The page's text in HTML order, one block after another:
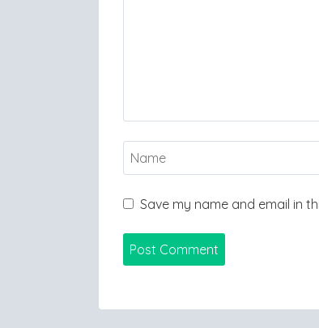
Save my name and email in